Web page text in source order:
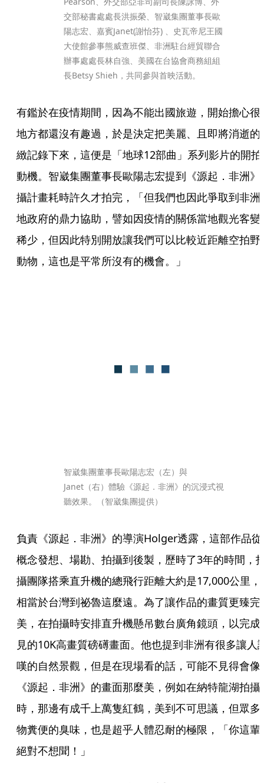
交部秘書處處長洪振榮、智崴集團董事長歐
陽志宏、嘉賓Janet(謝怡芬) 、史瓦帝尼王國
大使館參事熊威查班傑、非洲駐台經貿聯合
辦事處處長林自強、美國在台協會商務組組
長Betsy Shieh，共同參與首映活動。
有鑑於在疫情期間，因為不能出國旅遊，開始擔心很
地方都還沒有趣過，於是決定把美麗、且即將消逝的
緻記錄下來，這便是「地球12部曲」系列影片的開拍
動機。智崴集團董事長歐陽志宏提到《源起．非洲》
攝計畫耗時許久才拍完，「但我們也因此爭取到非洲
地政府的鼎力協助，譬如因疫情的關係當地觀光客變
稀少，但因此特別開放讓我們可以比較近距離空拍野
動物，這也是平常所沒有的機會。」
智崴集團董事長歐陽志宏（左）與
Janet（右）體驗《源起．非洲》的沉浸式視
聽效果。（智崴集團提供）
負責《源起．非洲》的導演Holger透露，這部作品從
概念發想、場勘、拍攝到後製，歷時了3年的時間，
攝團隊搭乘直升機的總飛行距離大約是17,000公里，
相當於台灣到祕魯這麼遠。為了讓作品的畫質更臻完
美，在拍攝時安排直升機懸吊數台廣角鏡頭，以完成
見的10K高畫質磅礡畫面。他也提到非洲有很多讓人
嘆的自然景觀，但是在現場看的話，可能不見得會像
《源起．非洲》的畫面那麼美，例如在納特龍湖拍攝
時，那邊有成千上萬隻紅鶴，美到不可思議，但眾多
物糞便的臭味，也是超乎人體忍耐的極限，「你這輩
絕對不想聞！」